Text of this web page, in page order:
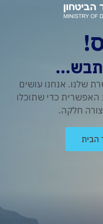
שלנו. אנחנו עושים
כדי שתוכלו
חלקה.
הבית